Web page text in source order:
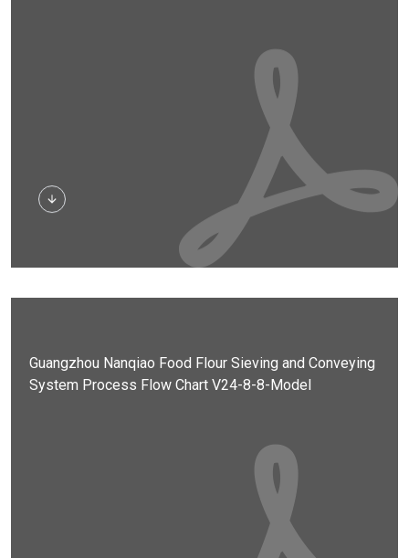
डाउनलोड
System Process Flow Chart V24-8-8-Model